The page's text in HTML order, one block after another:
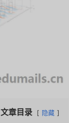
文章目录 隐藏